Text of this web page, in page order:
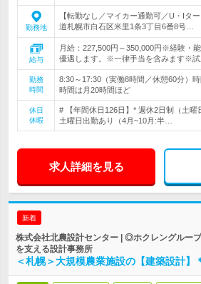
勤務地
【転勤なし／マイカー通勤可／U・Iタ
道札幌市白石区米里1条3丁目6番8号…
給与
月給：227,500円～350,000円※経験・
優遇します。※一律手当を含みます※試
勤務
時間
8:30～17:30（実働8時間／休憩60分）
時間は月20時間ほど
休日
休暇
# 【年間休日126日】* 週休2日制（土
土曜日出勤あり（4月~10月:半…
求人詳細を見る
新着
株式会社北農設計センター | ◎ホクレングルー
を支える設計事務所
＜札幌＞大規模農業施設の【建築設計】